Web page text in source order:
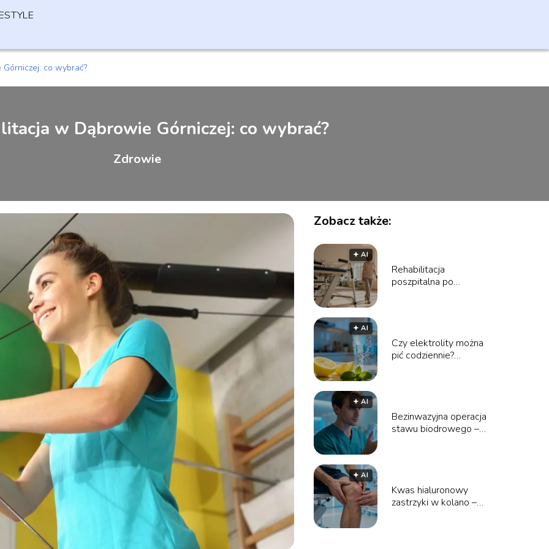
co wybrać?
w Dąbrowie Górniczej: co wybrać?
Zdrowie
Zobacz także:
🟅 AI
Rehabilitacja
poszpitalna po
🟅 AI
Czy elektrolity można
pić codziennie?
🟅 AI
Bezinwazyjna operacja
stawu biodrowego –
🟅 AI
Kwas hialuronowy
zastrzyki w kolano –